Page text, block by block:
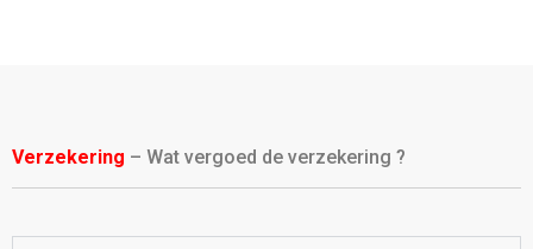
Verzekering – Wat vergoed de verzekering ?